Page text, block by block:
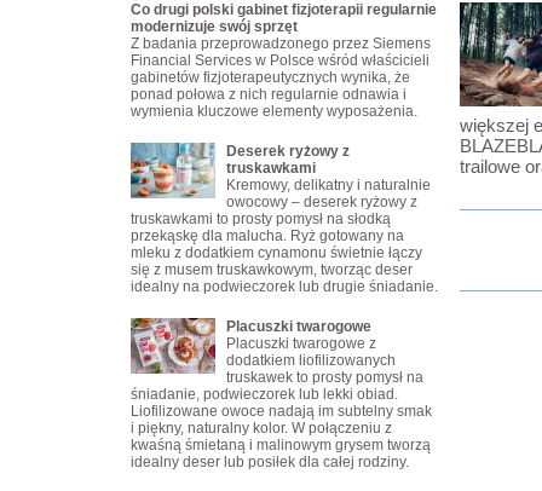
większej
trailowe
Co drugi polski gabinet fizjoterapii regularnie
modernizuje swój sprzęt
Z badania przeprowadzonego przez Siemens
Financial Services w Polsce wśród właścicieli
gabinetów fizjoterapeutycznych wynika, że
ponad połowa z nich regularnie odnawia i
wymienia kluczowe elementy wyposażenia.
Deserek ryżowy z
truskawkami
Kremowy, delikatny i naturalnie
owocowy – deserek ryżowy z
truskawkami to prosty pomysł na słodką
przekąskę dla malucha. Ryż gotowany na
mleku z dodatkiem cynamonu świetnie łączy
się z musem truskawkowym, tworząc deser
idealny na podwieczorek lub drugie śniadanie.
Placuszki twarogowe
Placuszki twarogowe z
dodatkiem liofilizowanych
truskawek to prosty pomysł na
śniadanie, podwieczorek lub lekki obiad.
Liofilizowane owoce nadają im subtelny smak
i piękny, naturalny kolor. W połączeniu z
kwaśną śmietaną i malinowym grysem tworzą
idealny deser lub posiłek dla całej rodziny.